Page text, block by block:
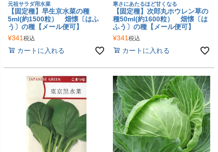
元祖サラダ用水菜
【固定種】早生京水菜の種
5ml(約1500粒） 畑懐〔はふ
う〕の種【メール便可】
¥341 税込
カートに入れる
寒さにあたるほど甘くなる
【固定種】次郎丸ホウレン草の
種50ml(約1600粒） 畑懐〔は
ふう〕の種【メール便可】
¥341 税込
カートに入れる